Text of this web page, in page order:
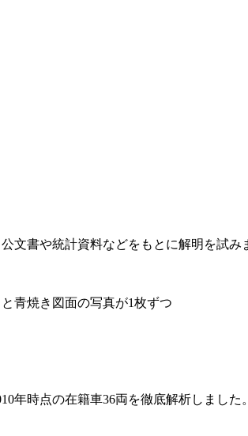
文書や統計資料などをもとに解明を試み
年時点の在籍車36両を徹底解析しました